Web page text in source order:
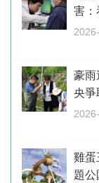
害：
豪
央爭
雞
題公